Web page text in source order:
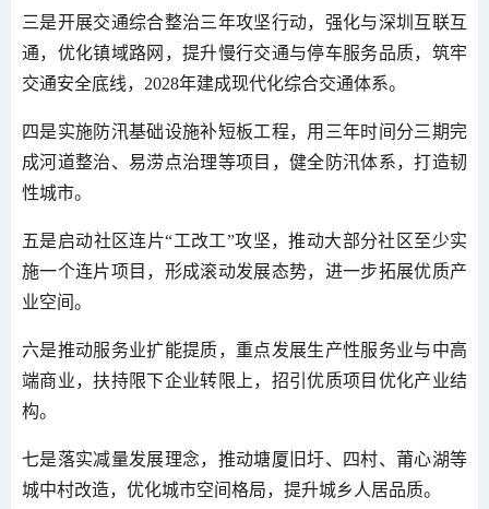
三是开展交通综合整治三年攻坚行动，强化与深圳互联互
通，优化镇域路网，提升慢行交通与停车服务品质，筑牢
交通安全底线，2028年建成现代化综合交通体系。
四是实施防汛基础设施补短板工程，用三年时间分三期完
成河道整治、易涝点治理等项目，健全防汛体系，打造韧
性城市。
五是启动社区连片“工改工”攻坚，推动大部分社区至少实
施一个连片项目，形成滚动发展态势，进一步拓展优质产
业空间。
六是推动服务业扩能提质，重点发展生产性服务业与中高
端商业，扶持限下企业转限上，招引优质项目优化产业结
构。
七是落实减量发展理念，推动塘厦旧圩、四村、莆心湖等
城中村改造，优化城市空间格局，提升城乡人居品质。